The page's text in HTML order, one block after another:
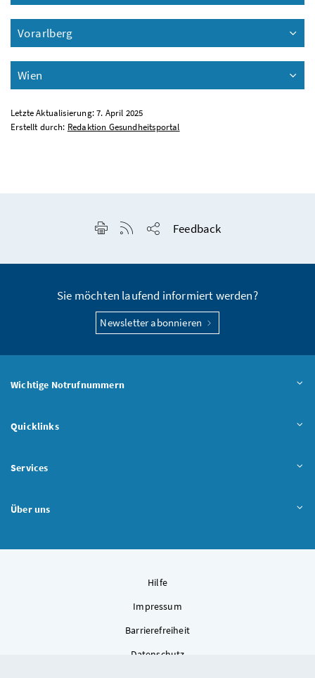
Vorarlberg
Wien
Letzte Aktualisierung: 7. April 2025
Erstellt durch: Redaktion Gesundheitsportal
Seite drucken
RSS-Feed anzeigen
Feedback
Sie möchten laufend informiert werden?
Newsletter abonnieren
Wichtige Notrufnummern
Quicklinks
Services
Über uns
Hilfe
Impressum
Barrierefreiheit
Datenschutz